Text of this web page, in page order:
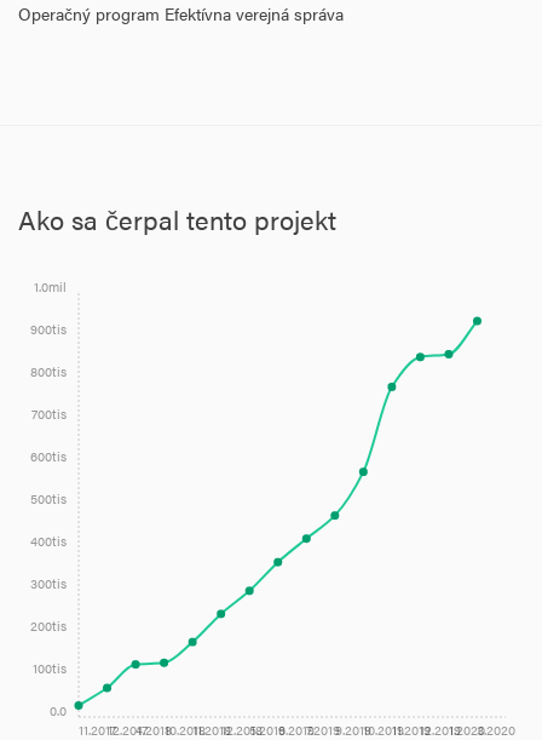
Operačný program Efektívna verejná správa
Ako sa čerpal tento projekt
11.201712.20174.201810.201811.201812.20185.20196.20197.20199.201910.201911.201912.20191.20203.2020
0.0
100tis
200tis
300tis
400tis
500tis
600tis
700tis
800tis
900tis
1.0mil